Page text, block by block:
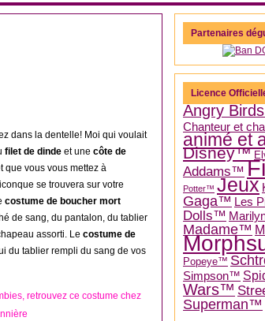
dans la dentelle! Moi qui voulait
filet de dinde et une côte de
que vous vous mettez à
se trouvera sur votre
costume de boucher mort
de sang, du pantalon, du tablier
assorti. Le costume de
du tablier rempli du sang de vos
retrouvez ce costume chez
Partenaires
Licence
Angry
Chanteur et
animé et
Disney™
Addams™
Potter™ Jeux
Gaga™ Les
Dolls™
Madame™
Popeye™
Simpson™
Wars™
Superman™